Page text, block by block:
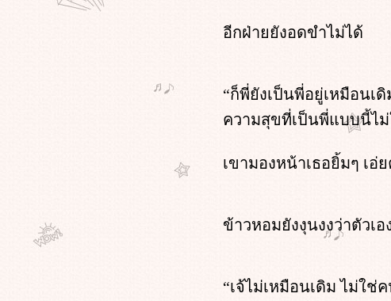
เมื่อสามีเธอเป็นแต๋ว บทที่ 7 หน้า 4
เมื่อสามีเธอเป็นแต๋ว บทที่ 6 หน้า 4
เมื่อสามีเธอเป็นแต๋ว บทที่ 5 หน้า 4
เมื่อสามีเธอเป็นแต๋ว บทที่ 5 หน้า 3
เมื่อสามีเธอเป็นแต๋ว บทที่ 4 หน้า 6
อีกฝ่ายยังอดขำไม่ได้
“ก็พี่ยังเป็นพี่อยู่เหมือนเ
ความสุขที่เป็นพี่แบบนี้ไม่
เขามองหน้าเธอยิ้มๆ เ
ข้าวหอมยังงุนงงว่าตัว
“เจ้ไม่เหมือนเดิม ไม่ใช่